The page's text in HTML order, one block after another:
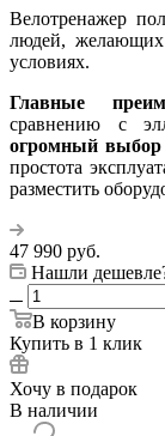
Велотренажер
людей, желающих
условиях.
Главные
сравнению с
огромный выбор
простота
разместить
47 990 руб.
Нашли
В корзину
Купить в 1 клик
Хочу в подарок
В наличии